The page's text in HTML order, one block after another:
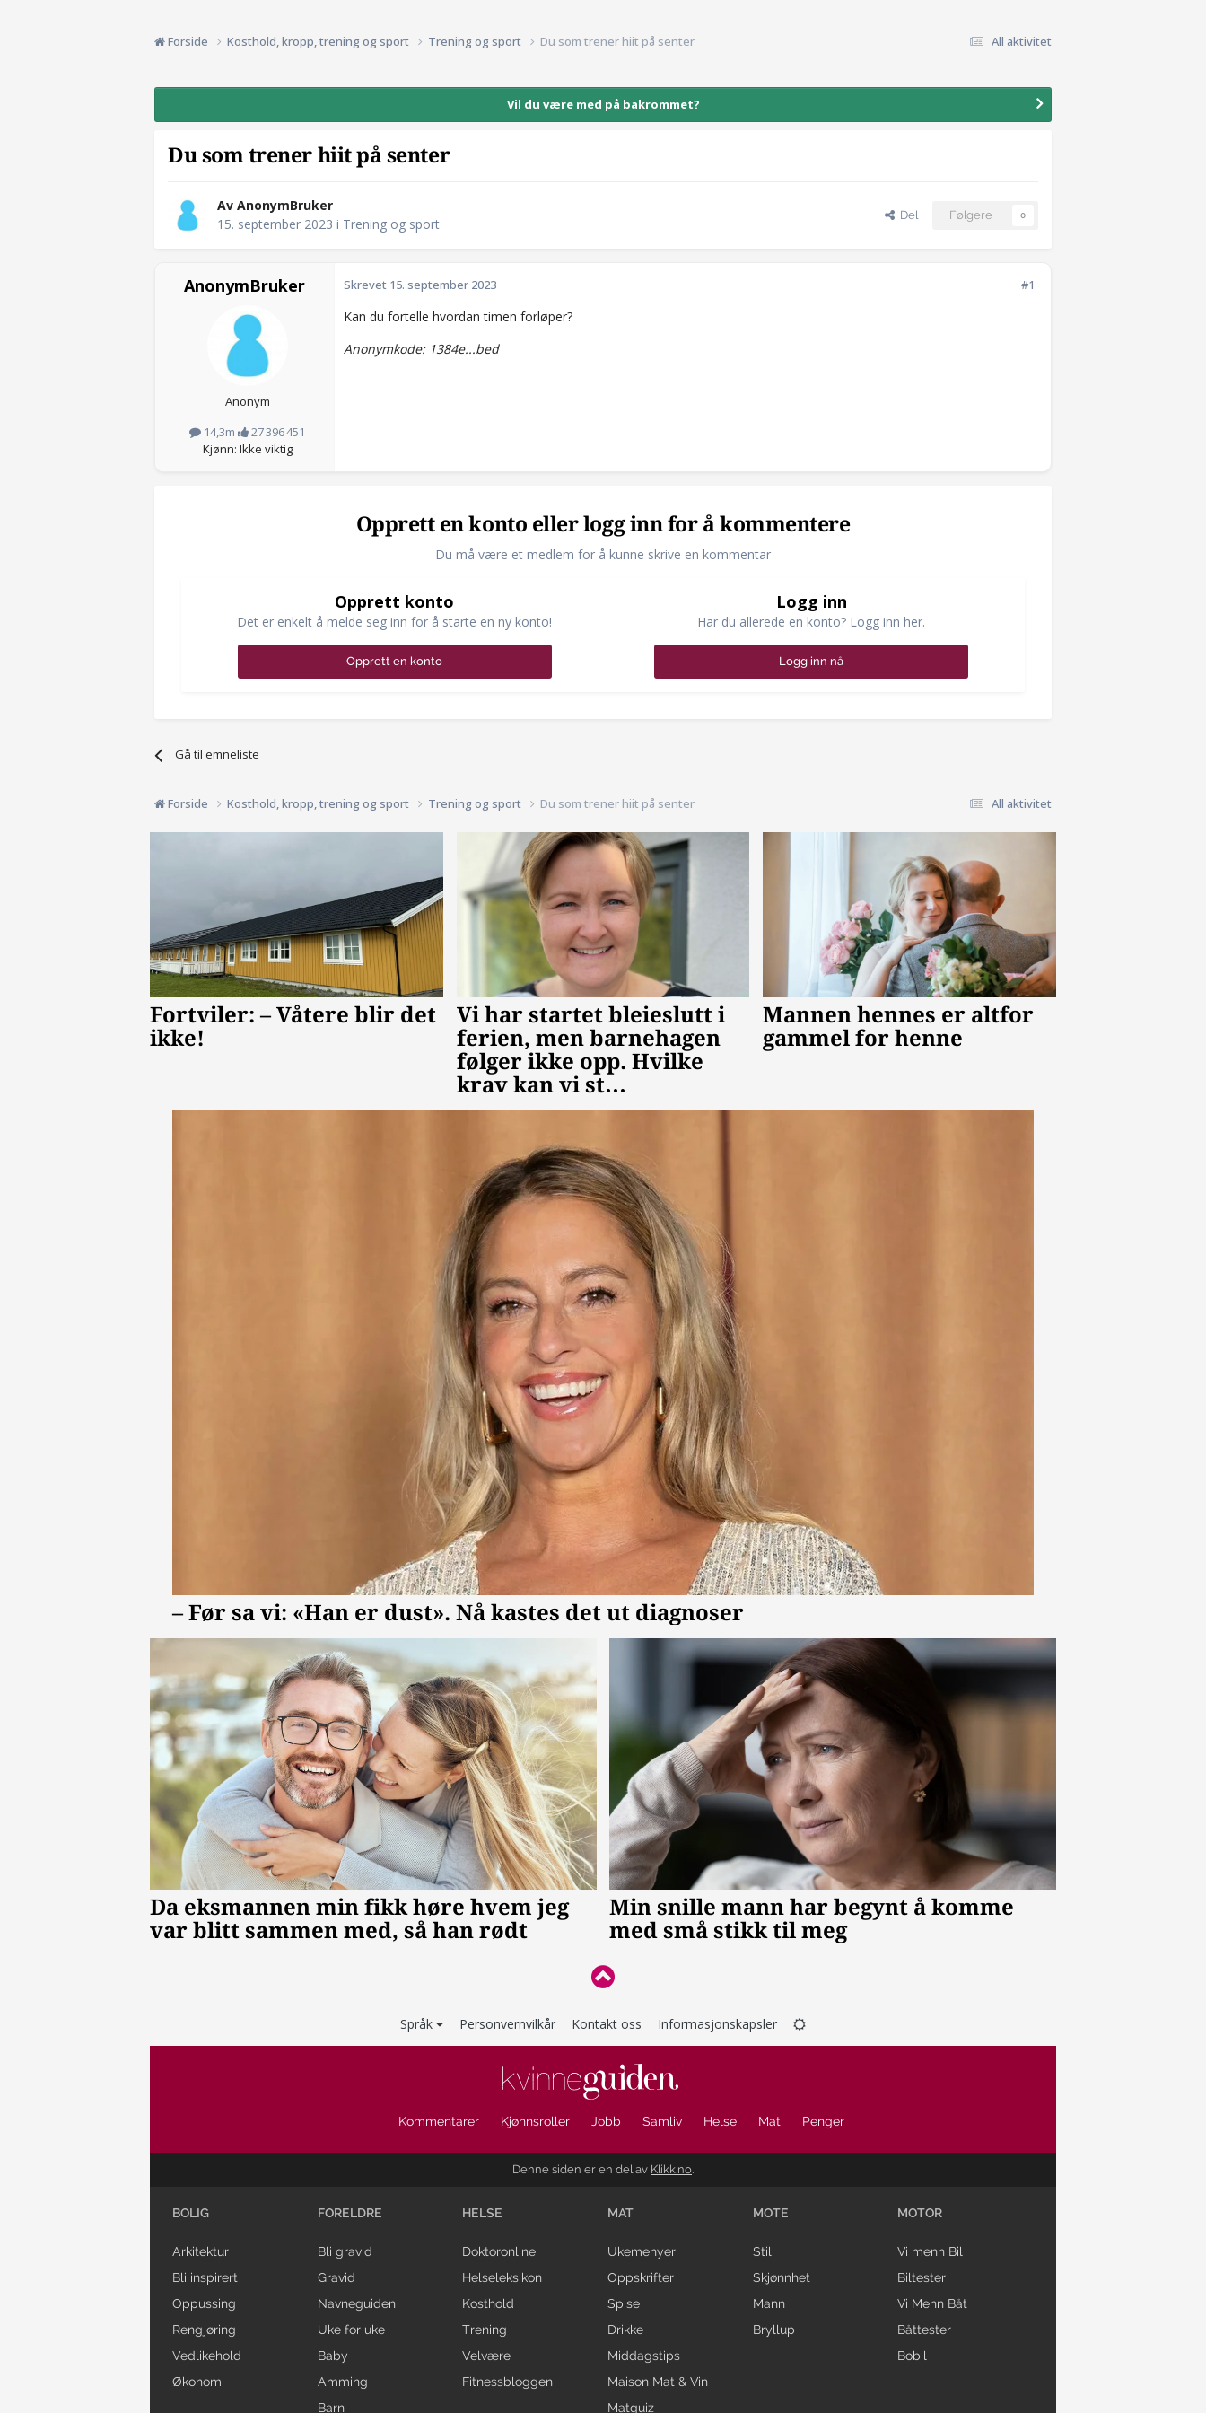
All aktivitet
Forside Kosthold, kropp, trening og sport Trening og sport Du som trener hiit på senter
Vil du være med på bakrommet?
Du som trener hiit på senter
Av AnonymBruker
15. september 2023 i Trening og sport
Del Følgere 0
AnonymBruker
Anonym
14,3m
27 396 451
Kjønn: Ikke viktig
#1
Skrevet 15. september 2023
Kan du fortelle hvordan timen forløper?
Anonymkode: 1384e...bed
Opprett en konto eller logg inn for å kommentere
Du må være et medlem for å kunne skrive en kommentar
Opprett konto
Det er enkelt å melde seg inn for å starte en ny konto!
Opprett en konto
Logg inn
Har du allerede en konto? Logg inn her.
Logg inn nå
Gå til emneliste
All aktivitet
Forside Kosthold, kropp, trening og sport Trening og sport Du som trener hiit på senter
Språk Personvernvilkår Kontakt oss Informasjonskapsler
Kommentarer Kjønnsroller Jobb Samliv Helse Mat Penger
Denne siden er en del av Klikk.no.
BOLIG
Arkitektur
Bli inspirert
Oppussing
Rengjøring
Vedlikehold
Økonomi
FORELDRE
Bli gravid
Gravid
Navneguiden
Uke for uke
Baby
Amming
Barn
HELSE
Doktoronline
Helseleksikon
Kosthold
Trening
Velvære
Fitnessbloggen
MAT
Ukemenyer
Oppskrifter
Spise
Drikke
Middagstips
Maison Mat & Vin
Matquiz
MOTE
Stil
Skjønnhet
Mann
Bryllup
MOTOR
Vi menn Bil
Biltester
Vi Menn Båt
Båttester
Bobil